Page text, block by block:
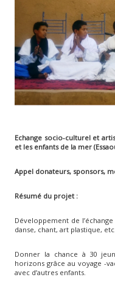
Echange socio-culturel et
et les enfants de la mer
Appel donateurs, sponsors,
Résumé du projet :
Développement de
danse, chant, art plastique,
Donner la chance à 30
horizons grâce au voyage -
avec d’autres enfants.